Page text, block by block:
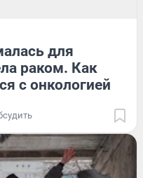
для
раком. Как
с онкологией